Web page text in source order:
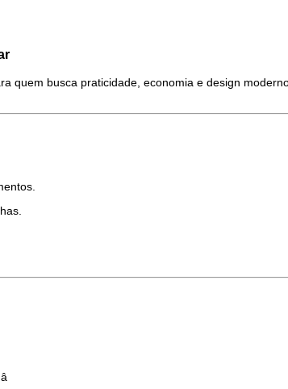
quem busca praticidade, economia e design